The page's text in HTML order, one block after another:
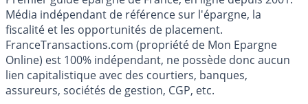
Premier guide épargne de France, en ligne depuis 2001.
Média indépendant de référence sur l'épargne, la
fiscalité et les opportunités de placement.
FranceTransactions.com (propriété de Mon Epargne
Online) est 100% indépendant, ne possède donc aucun